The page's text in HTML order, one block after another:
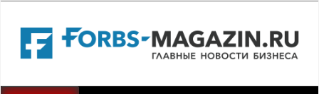
content